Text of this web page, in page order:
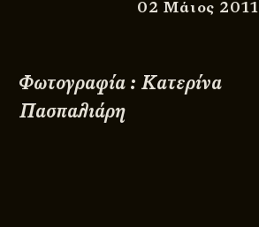
02 Μάιος 2011
Φωτογραφία : Κατερίνα
Πασπαλιάρη